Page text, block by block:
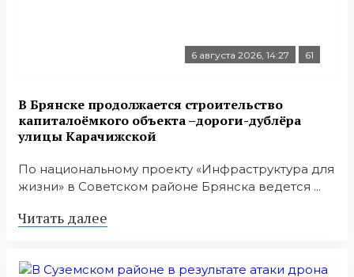
6 августа 2026, 14:27 61
В Брянске продолжается строительство
капиталоёмкого объекта –дороги-дублёра
улицы Карачижской
По национальному проекту «Инфраструктура для
жизни» в Советском районе Брянска ведется ...
Читать далее